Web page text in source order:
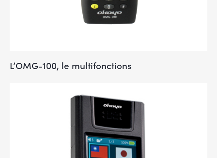
L’OMG-100, le multifonctions